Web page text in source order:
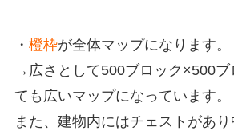
・ 橙枠が全体マップになります。
→広さとして500ブロック×500ブ
ても広いマップになっています。
また、建物内にはチェストがあ